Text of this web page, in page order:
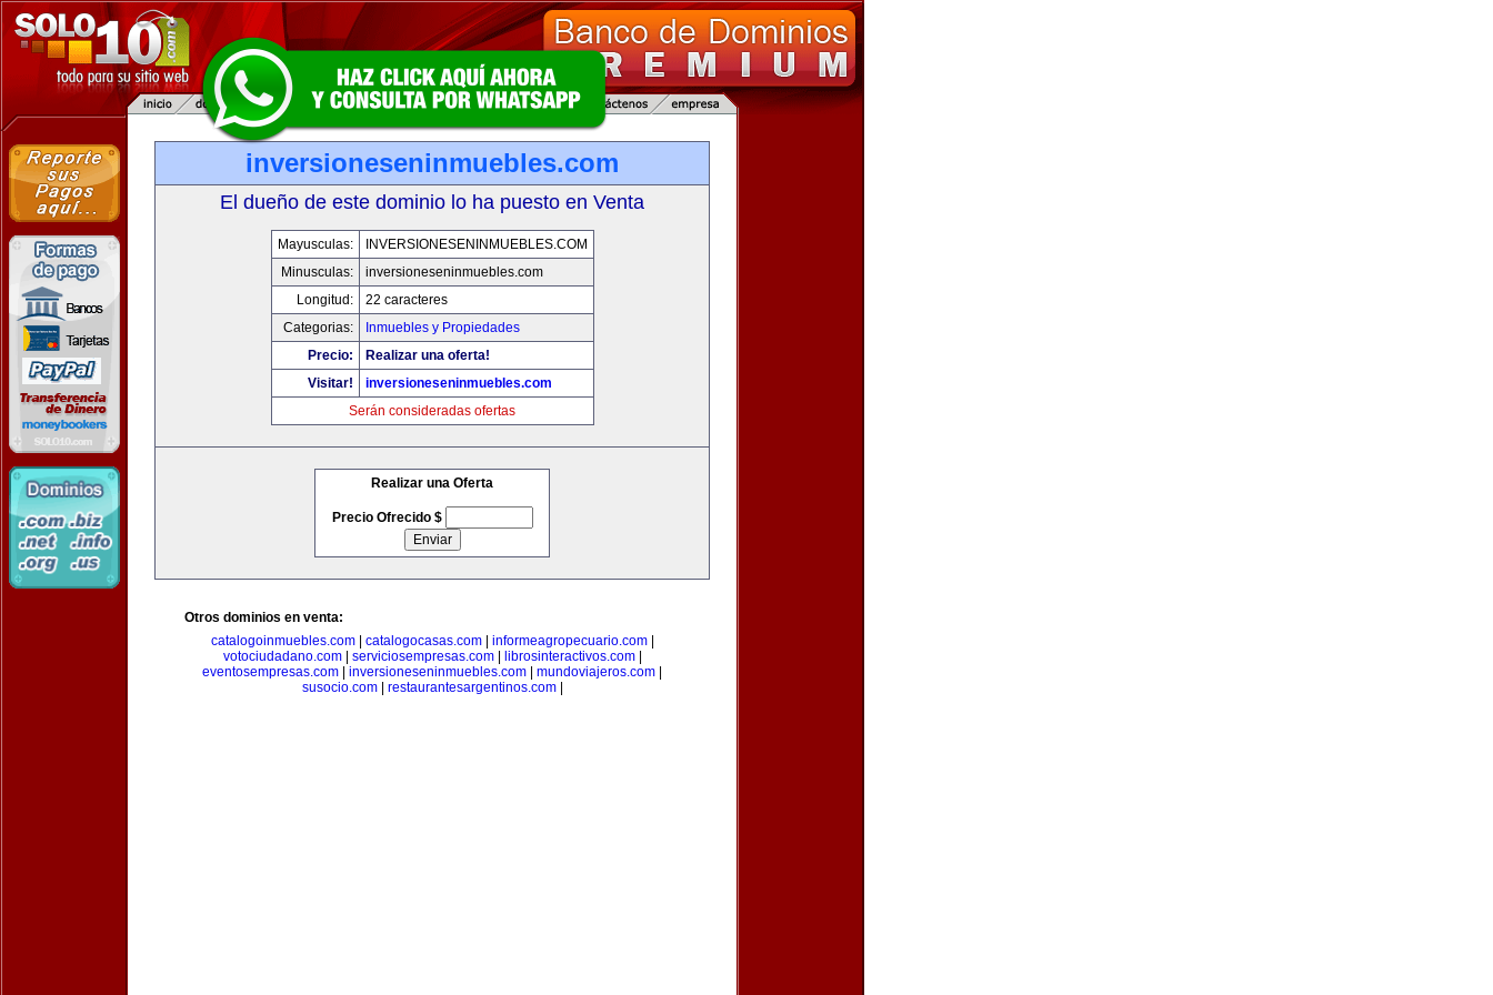
inversioneseninmuebles.com
El dueño de este dominio lo ha puesto en Venta
Mayusculas:
INVERSIONESENINMUEBLES.COM
Minusculas:
inversioneseninmuebles.com
Longitud:
22 caracteres
Categorias:
Inmuebles y Propiedades
Precio:
Realizar una oferta!
Visitar!
inversioneseninmuebles.com
Serán consideradas ofertas
Realizar una Oferta
Precio Ofrecido $
Otros dominios en venta:
catalogoinmuebles.com| catalogocasas.com| informeagropecuario.com|
votociudadano.com| serviciosempresas.com| librosinteractivos.com|
eventosempresas.com
inversioneseninmuebles.com mundoviajeros.com
susocio.com| restaurantesargentinos.com|